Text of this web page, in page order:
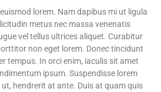
lorem. Nam dapibus mi ut ligula
metus nec massa venenatis
vel tellus ultrices aliquet. Curabitur
non eget lorem. Donec tincidunt
tempus. In orci enim, iaculis sit amet
ipsum. Suspendisse lorem
hendrerit at ante. Duis at quam quis